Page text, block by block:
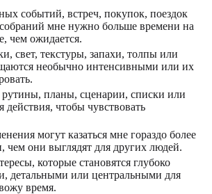
событий, встреч, покупок, поездок
мне нужно больше времени на
чем ожидается.
свет, текстуры, запахи, толпы или
необычно интенсивными или их
планы, сценарии, списки или
чтобы чувствовать
могут казаться мне гораздо более
чем они выглядят для других людей.
которые становятся глубоко
детальными или центральными для
время.